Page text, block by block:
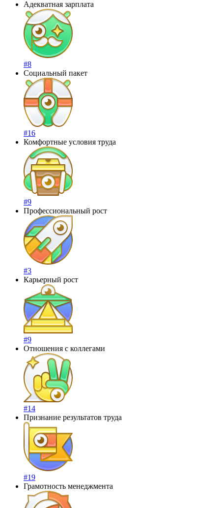
Адекватная зарплата
#8
Социальный пакет
#16
Комфортные условия труда
#9
Профессиональный рост
#3
Карьерный рост
#9
Отношения с коллегами
#14
Признание результатов труда
#19
Грамотность менеджмента